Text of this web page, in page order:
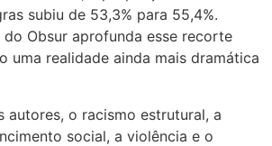
subiu de 53,3% para 55,4%.
Obsur aprofunda esse recorte
uma realidade ainda mais dramática
autores, o racismo estrutural, a
social, a violência e o